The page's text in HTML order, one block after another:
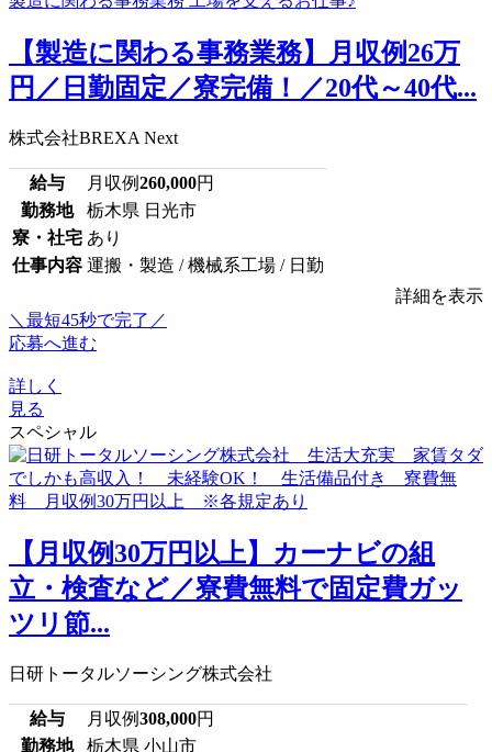
【製造に関わる事務業務】月収例26万
円／日勤固定／寮完備！／20代～40代...
株式会社BREXA Next
給与 月収例260,000円
勤務地
栃木県 日光市
寮・社宅 あり
仕事内容 運搬・製造 / 機械系工場 / 日勤
詳細を表示
＼最短45秒で完了／
応募へ進む
詳しく
見る
スペシャル
【月収例30万円以上】カーナビの組
立・検査など／寮費無料で固定費ガッ
ツリ節...
日研トータルソーシング株式会社
給与 月収例308,000円
勤務地
栃木県 小山市